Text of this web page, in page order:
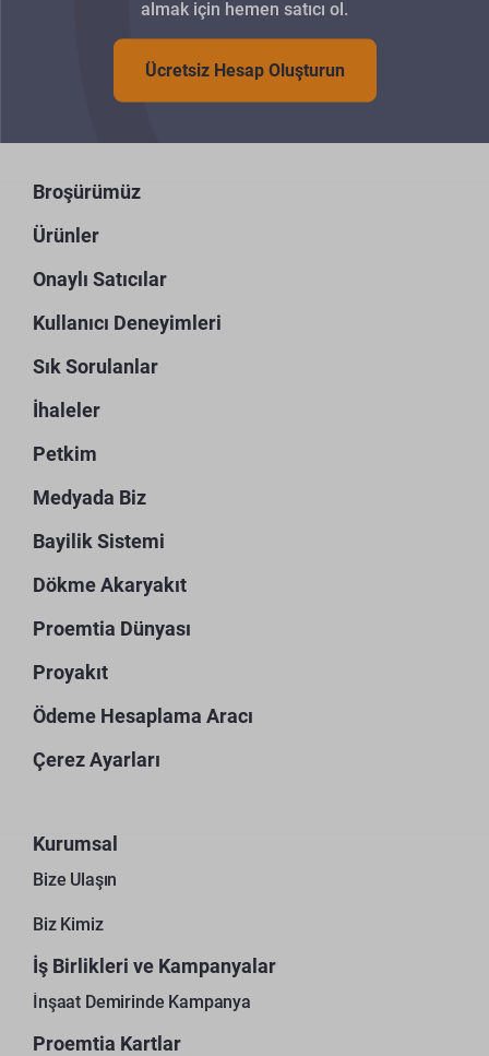
almak için hemen satıcı ol.
Ücretsiz Hesap Oluşturun
Broşürümüz
Ürünler
Onaylı Satıcılar
Kullanıcı Deneyimleri
Sık Sorulanlar
İhaleler
Petkim
Medyada Biz
Bayilik Sistemi
Dökme Akaryakıt
Proemtia Dünyası
Proyakıt
Ödeme Hesaplama Aracı
Çerez Ayarları
Kurumsal
Bize Ulaşın
Biz Kimiz
İş Birlikleri ve Kampanyalar
İnşaat Demirinde Kampanya
Proemtia Kartlar